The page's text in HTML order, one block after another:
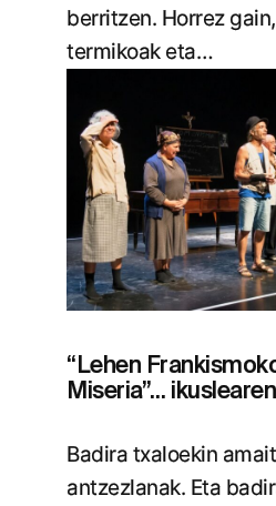
berritzen. Horrez
termikoak eta…
“Lehen
Miseria”…
Badira txaloekin
antzezlanak. Eta